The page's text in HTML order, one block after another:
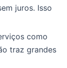
juros. Isso
como
traz grandes